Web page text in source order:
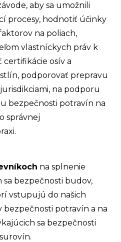
aby sa umožnili
procesy, hodnotiť účinky
na poliach,
vlastníckych práv k
osív a
podporovať prepravu
na podporu
bezpečnosti potravín na
správnej
na splnenie
bezpečnosti budov,
vstupujú do našich
bezpečnosti potravín a na
sa bezpečnosti